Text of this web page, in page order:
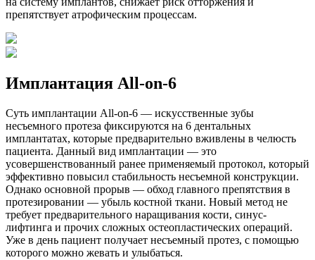
препятствует атрофическим процессам.
Имплантация All-on-6
Суть имплантации All-on-6 — искусственные зубы
несъемного протеза фиксируются на 6 дентальных
имплантатах, которые предварительно вживлены в челюсть
пациента. Данный вид имплантации — это
усовершенствованный ранее применяемый протокол, который
эффективно повысил стабильность несъемной конструкции.
Однако основной прорыв — обход главного препятствия в
протезировании — убыль костной ткани. Новый метод не
требует предварительного наращивания кости, синус-
лифтинга и прочих сложных остеопластических операций.
Уже в день пациент получает несъемный протез, с помощью
которого можно жевать и улыбаться.